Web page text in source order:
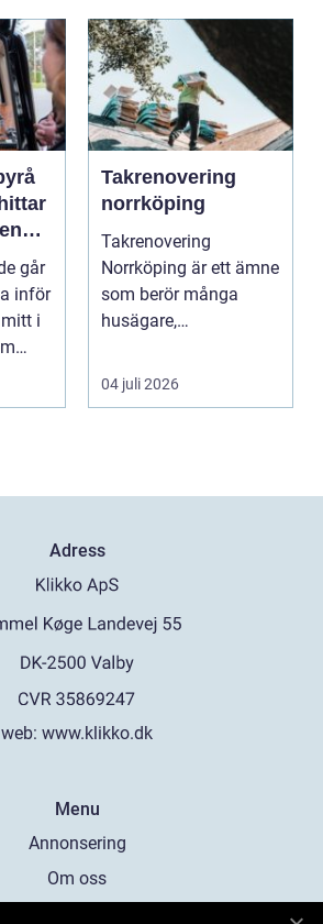
går
inför
i
Takrenovering
norrköping
Takrenovering
Norrköping är ett ämne
som berör många
husägare,
och fastighets...
04 juli 2026
Adress
web: www.klikko.dk
Menu
Annonsering
Om oss